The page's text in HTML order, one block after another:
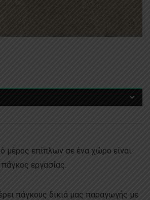
μέρος επίπλων σε ένα χώρο είναι
εργασίας.
πάγκους δικιά μας παραγωγής με